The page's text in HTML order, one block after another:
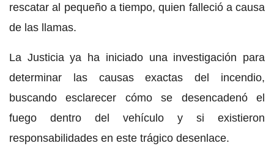
rescatar al pequeño a tiempo, quien falleció a causa
de las llamas.
La Justicia ya ha iniciado una investigación para
determinar las causas exactas del incendio,
buscando esclarecer cómo se desencadenó el
fuego dentro del vehículo y si existieron
responsabilidades en este trágico desenlace.